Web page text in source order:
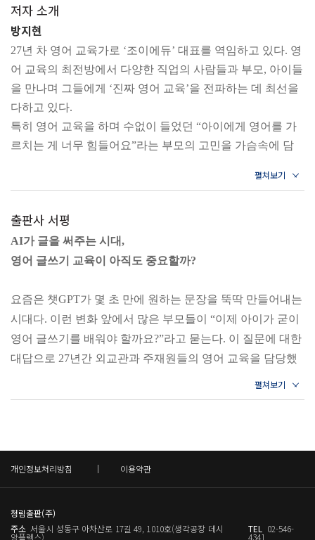
마들
4. IB 과정이나 서술형 중심 평가를 대비해야 하는 가정
5. 챗GPT를 교육적으로 바르게 활용하고 싶은 부모와 교사
들
03) 세 문장 완성하기 133
04) 세 문장 피드백하기 148
- 27년 차 조이쌤의 꿀팁 영어 일기 주제 확장하기 153
02) 글이 더 풍성해지는 본문 쓰기 175
03) 영어 글쓰기를 마무리하는 마지막 문장 187
04) IB 인재를 위한 영어 어휘 활용법 192
Chapter 5 엄마표 영어로 수행평가, 글쓰기 대회 준비
01) 영어 수행평가와 글쓰기 대회 단골 주제 및 준비하기 213
02) 바로 사용할 수 있는 영어 글쓰기 만능 구조 225
부록
01) 우리 아이 영어 글쓰기 로드맵 240
02) 우리 아이 영어 글쓰기 로드맵 후에 할 수 있는 글쓰기 자
유 주제 241
03) 꼭 알아야 할 문장부호 243
영어 교육과 글쓰기에서 꼭 기억할 것은 챗GPT는 수단이자
도구라는 점입니다. 챗GPT는 우리가 많은 시간을 들여서 찾
아야 할 자료를 쉽게 찾고, 애매모호한 주제도 정확히 분석
합니다. 챗GPT를 활용하면 다양한 생각이나 글쓰기 재료를
접할 수 있어요. 불가능할 것 같은 엄마표 영어 글쓰기도 가
어야 한다는 거죠. 먼저 아이와 엄마는 모국어로 서로의 생
요하지 않아요. 영어가 부족하다면 챗GPT로 번역을 할 수도
있고 다양한 번역 기능을 가진 사이트나 애플리케이션의 도
움을 받을 수도 있습니다.
용법
예를 들면 ‘내 친구들이 공원에서 쓰레기를 줍고 있어요(My
friendsare picking up trash in the park)’나 ‘이 사진은 강의 더러
이 있어요. 사진이나 그림을 보자마자 한두 문장으로 설명할
터리하기보다는 실제 건물, 물건, 사람 등을 촬영한 것이 좋
습니다. 그래야 직관적으로 설명할 수 있어요.
사진 설명, 사진 묘사 등은 영어 말하기 시험, 국제학교 입학
시험, 글쓰기 시험에 단골로 등장합니다. 짧은 시간 안의 문
장 구성력, 어휘 등을 평가할 수 있기 때문이죠. 엄마표로 꾸
저자 소개
방지현
27년 차 영어 교육가로 ‘조이에듀’ 대표를 역임하고 있다. 영
어 교육의 최전방에서 다양한 직업의 사람들과 부모, 아이들
을 만나며 그들에게 ‘진짜 영어 교육’을 전파하는 데 최선을
다하고 있다.
특히 영어 교육을 하며 수없이 들었던 “아이에게 영어를 가
르치는 게 너무 힘들어요”라는 부모의 고민을 가슴속에 담
의 영어 교육뿐 아니라 학원 선생님들 그리고 다양한 기관에
- 대학 전임/주재원 영어 전임 (현대경제연구원, 산업인력공
단, 경찰대학, 국방부, 외교부, 삼성, 경기도 교육청, 포스코
- 한국국제협력단Koica, 중소기업청, 삼성 등 영어 통역
- 서울, 수원, 이천, 여주 등 ‘영어 강사 트레이닝 교육관’ 외
다수 강의 및 집필, 콘텐츠 제작
출판사 서평
AI가 글을 써주는 시대,
영어 글쓰기 교육이 아직도 중요할까?
요즘은 챗GPT가 몇 초 만에 원하는 문장을 뚝딱 만들어내는
시대다. 이런 변화 앞에서 많은 부모들이 “이제 아이가 굳이
영어 글쓰기를 배워야 할까요?”라고 묻는다. 이 질문에 대한
대답으로 27년간 외교관과 주재원들의 영어 교육을 담당했
던 영어 강사이자 이 책의 저자인 방지현 작가는 『챗GPT로
시작하는 초등 영어 글쓰기』를 출간하였다. 작가는 영어 글
이 책이 주목하는 것은 ‘얼마나 잘 쓰는가’보다 ‘어떻게 생각
문’이다. 아이가 경험한 일, 느낀 감정, 떠오른 생각을 부모가
이끌어내고, 그중 하나를 선택하여 확장시키는 과정이 필요
개인정보처리방침 이용약관
청림출판(주)
주소 서울시 성동구 아차산로 17길 49, 1010호(생각공장 데시
앙플렉스)
TEL 02-546-
4341